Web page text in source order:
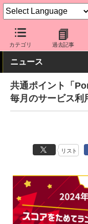
カテゴリ 過去記事
ケータイ Watch アプリ
ニュース
共通ポイント「
毎月のサービス利
リスト